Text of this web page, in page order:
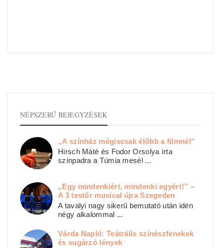
NÉPSZERŰ BEJEGYZÉSEK
„A színház mégiscsak élőbb a filmnél”
Hirsch Máté és Fodor Orsolya írta
színpadra a Túmia mesél ...
„Egy mindenkiért, mindenki egyért!” –
A 3 testőr musical újra Szegeden
A tavalyi nagy sikerű bemutató után idén
négy alkalommal ...
Várda Napló: Teátrális színészfenekek
és sugárzó lények